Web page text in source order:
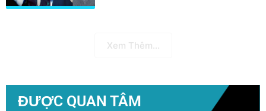
Xem Thêm...
ĐƯỢC QUAN TÂM